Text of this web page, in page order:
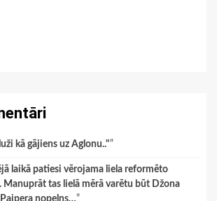
kā gājiens uz Aglonu.."”
laikā patiesi vērojama liela reformēto
tas lielā mērā varētu būt Džona
nopelns…”